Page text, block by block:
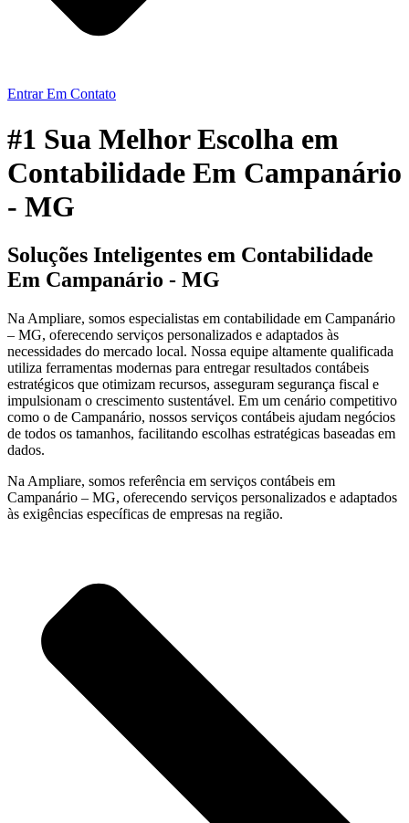
Entrar Em Contato
#1 Sua Melhor Escolha em
Contabilidade Em Campanário
- MG
Soluções Inteligentes em Contabilidade
Em Campanário - MG
Na Ampliare, somos especialistas em contabilidade em Campanário
– MG, oferecendo serviços personalizados e adaptados às
necessidades do mercado local. Nossa equipe altamente qualificada
utiliza ferramentas modernas para entregar resultados contábeis
estratégicos que otimizam recursos, asseguram segurança fiscal e
impulsionam o crescimento sustentável. Em um cenário competitivo
como o de Campanário, nossos serviços contábeis ajudam negócios
de todos os tamanhos, facilitando escolhas estratégicas baseadas em
dados.
Na Ampliare, somos referência em serviços contábeis em
Campanário – MG, oferecendo serviços personalizados e adaptados
às exigências específicas de empresas na região.